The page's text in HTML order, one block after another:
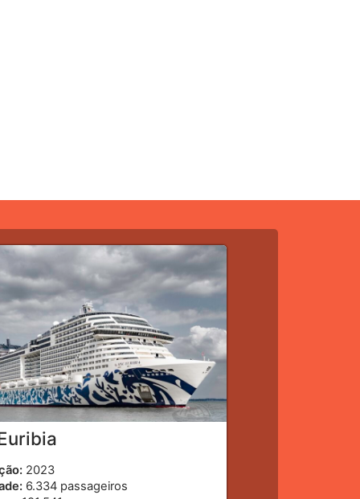
2023
6.334 passageiros